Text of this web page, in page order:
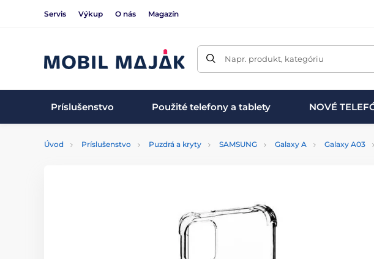
Servis Výkup O nás Magazín
Napr. produkt, kategóriu
Príslušenstvo Použité telefony a tablety NOVÉ
Úvod Príslušenstvo Puzdrá a kryty SAMSUNG Galaxy A Galaxy A03